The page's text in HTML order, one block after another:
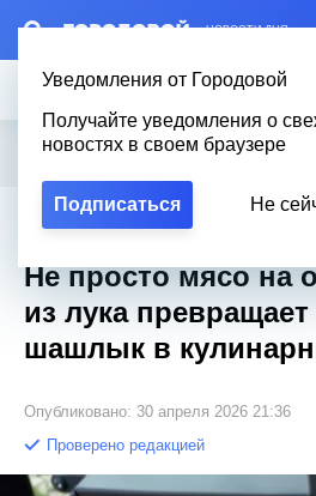
– НОВОСТИ ДНЯ
Уведомления от Городовой
Получайте уведомления о
новостях в своем браузере
Подписаться Не
Новости Эксклюзив Вопросы
Городовой Новости Петербурга / Не просто
Эксклюзив
Не просто мясо на
из лука
шашлык в
Опубликовано: 30 апреля 2026 21:36
Проверено редакцией